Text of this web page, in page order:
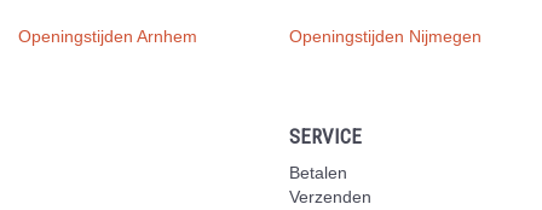
Openingstijden Arnhem Openingstijden Nijmegen
SERVICE
Betalen
Verzenden